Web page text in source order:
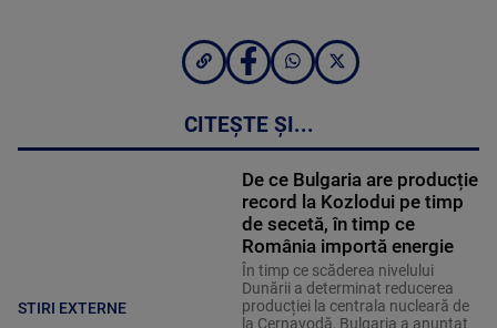
CITEȘTE ȘI...
STIRI EXTERNE
De ce Bulgaria are producție
record la Kozlodui pe timp
de secetă, în timp ce
România importă energie
În timp ce scăderea nivelului
Dunării a determinat reducerea
producției la centrala nucleară de
la Cernavodă, Bulgaria a anunțat